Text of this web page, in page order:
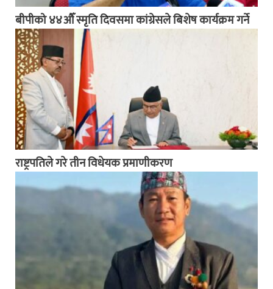
बीपीको ४४औँ स्मृति दिवसमा कांग्रेसले बिशेष कार्यक्रम गर्ने
राष्ट्रपतिले गरे तीन विधेयक प्रमाणीकरण